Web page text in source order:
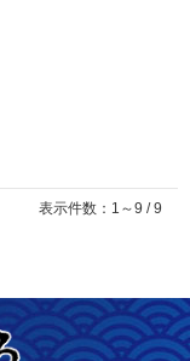
表示件数：1～9 / 9